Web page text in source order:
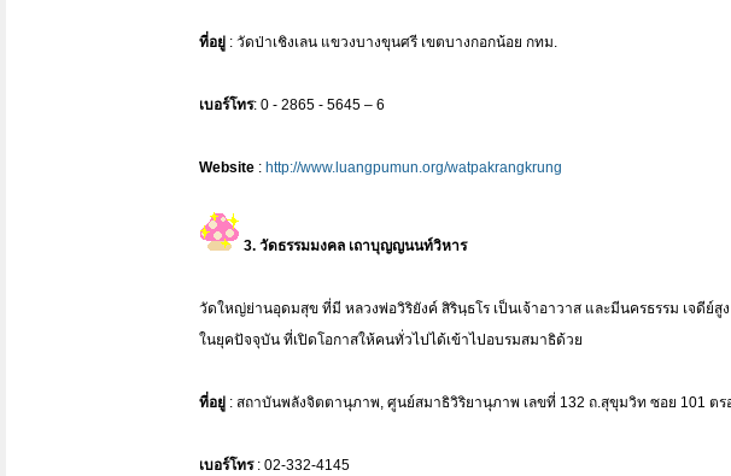
ที่อยู่ : วัดป่าเชิงเลน แขวงบางขุนศรี เขตบางกอกน้อย กทม.
เบอร์โทร: 0 - 2865 - 5645 – 6
Website : http://www.luangpumun.org/watpakrangkrung
3. วัดธรรมมงคล เถาบุญญนนท์วิหาร
วัดใหญ่ย่านอุดมสุข ที่มี หลวงพ่อวิริยังค์ สิรินฺธโร เป็นเจ้าอาวาส และมีนครธรรม เจดี
ในยุคปัจจุบัน ที่เปิดโอกาสให้คนทั่วไปได้เข้าไปอบรมสมาธิด้วย
ที่อยู่ : สถาบันพลังจิตตานุภาพ, ศูนย์สมาธิวิริยานุภาพ เลขที่ 132 ถ.สุขุมวิท ซอย 101 ต
เบอร์โทร: 02-332-4145